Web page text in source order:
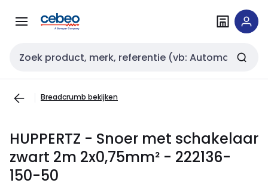
naar
naar
Zoekveld invoer
Breadcrumb bekijken
HUPPERTZ - Snoer met schakelaar
zwart 2m 2x0,75mm² - 222136-
150-50